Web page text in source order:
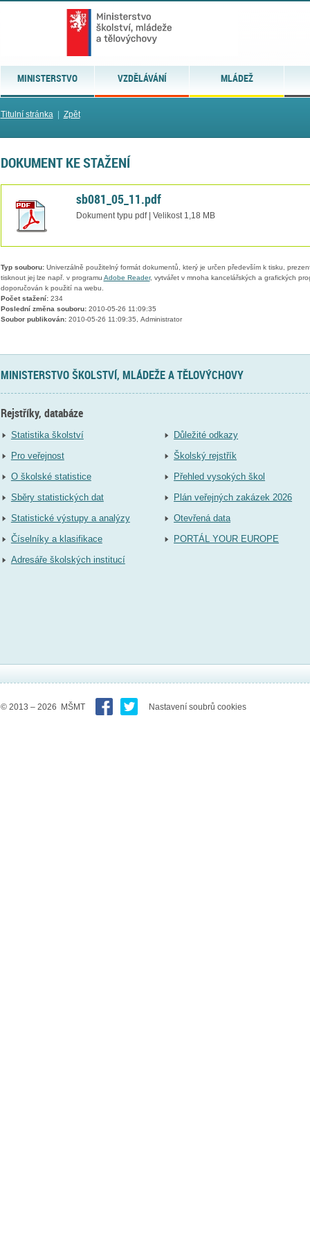
MINISTERSTVO VZDĚLÁVÁNÍ MLÁDEŽ
Titulní stránka| Zpět
DOKUMENT KE STAŽENÍ
sb081_05_11.pdf
Dokument typu pdf | Velikost 1,18 MB
Typ souboru:Univerzálně použitelný formát dokumentů, který je určen především k tisku,
tisknout jej lze např. v programu Adobe Reader, vytvářet v mnoha kancelářských a grafických
doporučován k použití na webu.
Počet stažení:234
Poslední změna souboru:2010-05-26 11:09:35
Soubor publikován:2010-05-26 11:09:35, Administrator
MINISTERSTVO ŠKOLSTVÍ, MLÁDEŽE A TĚLOVÝCHOVY
Rejstříky, databáze
Statistika školství
Pro veřejnost
O školské statistice
Sběry statistických dat
Statistické výstupy a analýzy
Číselníky a klasifikace
Adresáře školských institucí
Důležité odkazy
Školský rejstřík
Přehled vysokých škol
Plán veřejných zakázek 2026
Otevřená data
PORTÁL YOUR EUROPE
© 2013 – 2026 MŠMT Nastavení soubrů cookies